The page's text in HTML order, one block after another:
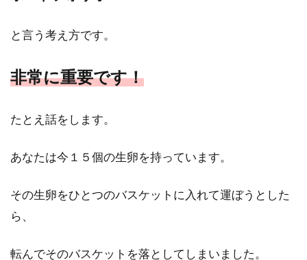
と言う考え方です。
非常に重要です！
たとえ話をします。
あなたは今１５個の生卵を持っています。
その生卵をひとつのバスケットに入れて運ぼうとした
ら、
転んでそのバスケットを落としてしまいました。